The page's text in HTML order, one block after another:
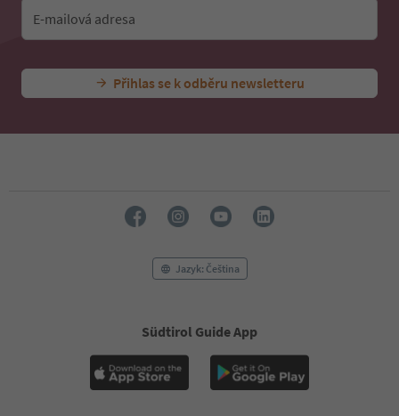
E-mailová adresa
Přihlas se k odběru newsletteru
Jazyk: Čeština
Südtirol Guide App